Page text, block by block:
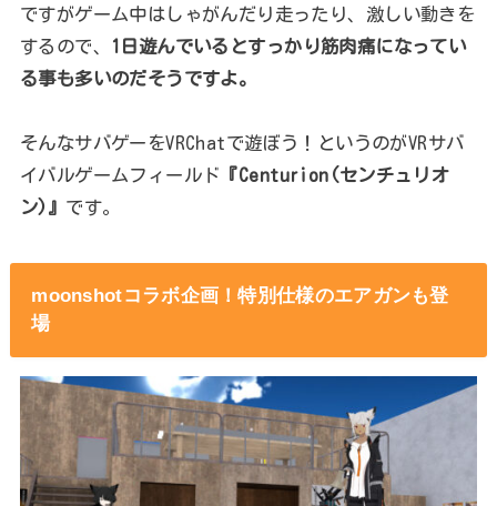
ですがゲーム中はしゃがんだり走ったり、激しい動きを
するので、
1日遊んでいるとすっかり筋肉痛になってい
る事も多いのだそうですよ。
そんなサバゲーをVRChatで遊ぼう！というのがVRサバ
イバルゲームフィールド 『Centurion(センチュリオ
ン)』 です。
moonshotコラボ企画！特別仕様のエアガンも登
場